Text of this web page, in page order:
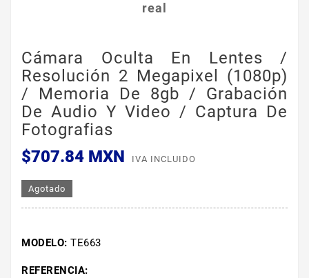
real
Cámara Oculta En Lentes /
Resolución 2 Megapixel (1080p)
/ Memoria De 8gb / Grabación
De Audio Y Video / Captura De
Fotografias
$707.84 MXN
IVA INCLUIDO
Agotado
MODELO: TE663
REFERENCIA: